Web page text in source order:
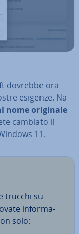
dovrebbe ora
esigenze. Na­
nome originale
cambiato il
11.
trucchi su
in­for­ma­
solo: